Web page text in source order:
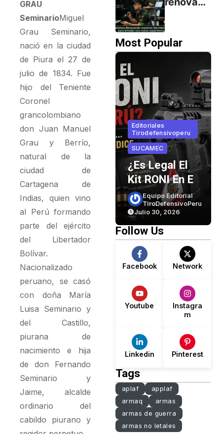
GRAU
SeminarioMiguel
Grau Seminario,
nació en la ciudad
de Piura el 27 de
julio de 1834. Fue
hijo del Teniente
Coronel
grancolombiano
don Juan Manuel
Grau y Berrío,
natural de la
ciudad de
Cartagena de
Indias, quien vino
al Perú formando
parte del ejército
del Libertador
Bolívar.
Nacionalizado
peruano, se casó
con doña María
Luisa Seminario y
del Castillo,
piurana de
nacimiento e hija
de don Fernando
Seminario y
Jaime, alcalde
ordinario del
cabildo piurano y
Secreto
Detrás
Desgaste
s para
brindar
nueva
experien
cia
Most Popular
Editoriales
Tirodefensivoperu
SUCAMEC
¿Es Legal El
Kit RONI En El
Perú? Lo Que
Dice La Ley… Y
Lo Que No
Dice.
Equipo Editorial
TiroDefensivoPeru
Julio 30, 2026
Armas Y
Municiones
El Cañón De
Una Pistola
Vive Menos
De 2 Minutos:
El Secreto
Detrás Del
Desgaste
CZ99
Julio 26, 2026
Follow Us
Facebook Network
Youtube
Instagra
m
Linkedin Pinterest
Tags
aplaf
applaf
armaq
armas
armas de guerra
armas no letales